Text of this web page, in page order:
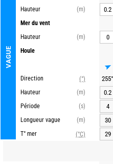
VAGUE
Hauteur
(m)
Mer du vent
Hauteur
(m)
Houle
Direction
(°)
Hauteur
(m)
Période
(s)
Longueur vague
(m)
T° mer
(°C)
0.2
0
255°
0.2
4
30
29